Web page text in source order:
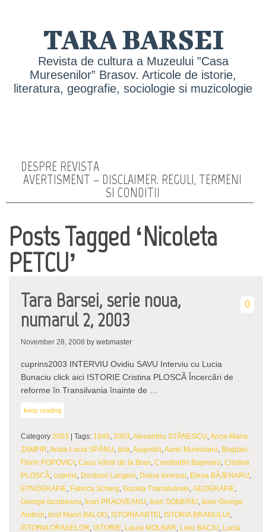
TARA BARSEI
Revista de cultura a Muzeului ”Casa
Muresenilor” Brasov. Articole de istorie,
literatura, geografie, sociologie si muzicologie
DESPRE REVISTA
AVERTISMENT – DISCLAIMER. REGULI, TERMENI
SI CONDITII
Posts Tagged ‘Nicoleta
PETCU’
Tara Barsei, serie noua,
numarul 2, 2003
0
November 28, 2008 by webmaster
cuprins2003 INTERVIU Ovidiu SAVU Interviu cu Lucia
Bunaciu click aici ISTORIE Cristina PLOSCÃ Încercãri de
reforme în Transilvania înainte de …
keep reading
Category 2003 | Tags: 1849, 2003,Alexandru STÃNESCU,Anca-Maria
ZAMFIR,Anda-Lucia SPÂNU, arta,Augustin,Aurel Muresianu, Bogdan-
Florin POPOVICI , Casa Vãmii de la Bran, Constantin Bajenaru, Cristina
PLOSCÃ, cuprins, Doctorul Langesi, Doina Ionescu, Elena BÃJENARU,
ETNOGRAFIE, Fabrica Scherg, Gazeta Transilvaniei, GEOGRAFIE,
George Iacobeanu, Ioan PRAOVEANU, Ioan SONERIU, Ioan-George
Andron, Iosif Marin BALOG, ISTORIA ARTEI , ISTORIA BRANULUI ,
ISTORIA ORASELOR, ISTORIE, Laura MOLNAR, Liviu BACIU, Lucia